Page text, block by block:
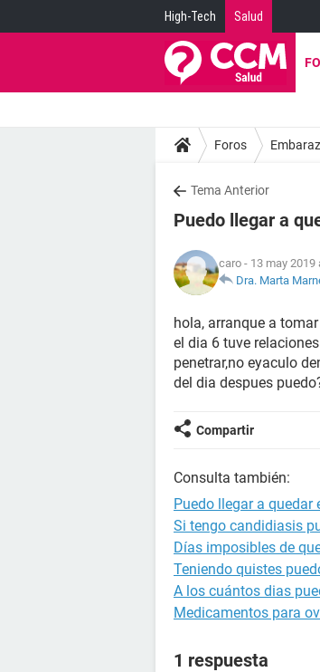
High-Tech Salud
Foros
Tema Anterior
Puedo llegar a
caro - 13 may 2019
Dra. Marta
hola, arranque a
el dia 6 tuve
penetrar,no eyaculo
del dia despues
Compartir
Consulta también:
Puedo llegar a quedar
Si tengo candidiasis
Días imposibles de
Teniendo quistes
A los cuántos dias
Medicamentos para
1 respuesta